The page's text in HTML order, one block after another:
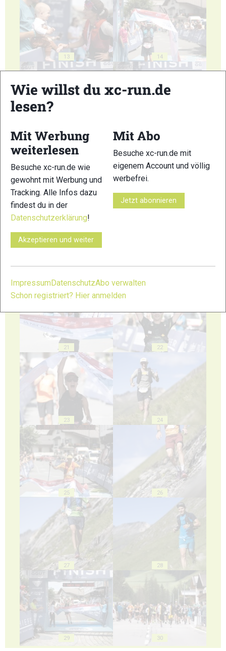
13 14
18
21 22
23 24
25 26
27 28
29 30
Wie willst du xc-run.de
lesen?
Mit Werbung
weiterlesen
Besuche xc-run.de wie
gewohnt mit Werbung und
Tracking. Alle Infos dazu
findest du in der
Datenschutzerklärung!
Akzeptieren und weiter
Mit Abo
Besuche xc-run.de mit
eigenem Account und völlig
werbefrei.
Jetzt abonnieren
ImpressumDatenschutzAbo verwalten
Schon registriert? Hier anmelden